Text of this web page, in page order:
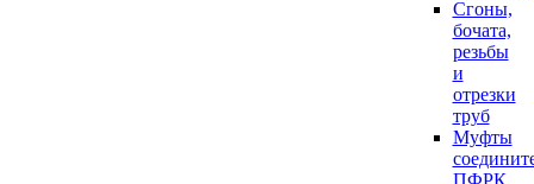
Сгоны,
бочата,
резьбы
и
отрезки
труб
Муфты
ПФРК